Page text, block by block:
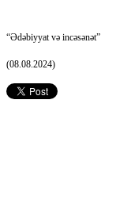
“Ədəbiyyat və incəsənət”
(08.08.2024)